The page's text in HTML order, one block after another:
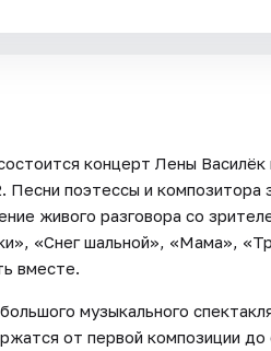
концерт Лены
поэтессы и композитора
живого разговора со
«Снег шальной», «Мама»,
вместе.
музыкального
от первой композиции